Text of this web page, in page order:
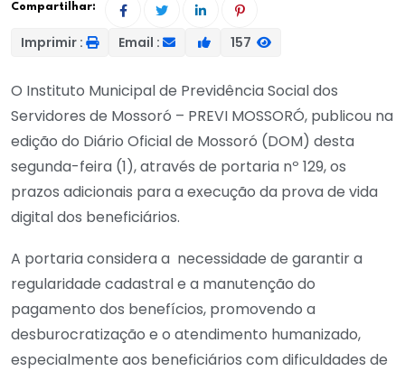
Compartilhar:
Imprimir : Email : 157
O Instituto Municipal de Previdência Social dos
Servidores de Mossoró – PREVI MOSSORÓ, publicou na
edição do Diário Oficial de Mossoró (DOM) desta
segunda-feira (1), através de portaria nº 129, os
prazos adicionais para a execução da prova de vida
digital dos beneficiários.
A portaria considera a necessidade de garantir a
regularidade cadastral e a manutenção do
pagamento dos benefícios, promovendo a
desburocratização e o atendimento humanizado,
especialmente aos beneficiários com dificuldades de